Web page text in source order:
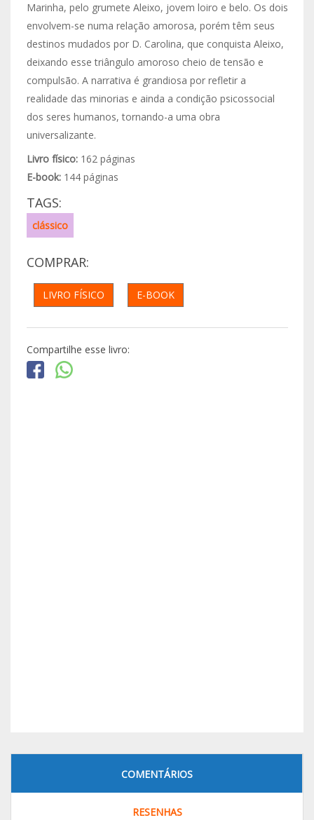
Marinha, pelo grumete Aleixo, jovem loiro e belo. Os dois
envolvem-se numa relação amorosa, porém têm seus
destinos mudados por D. Carolina, que conquista Aleixo,
deixando esse triângulo amoroso cheio de tensão e
compulsão. A narrativa é grandiosa por refletir a
realidade das minorias e ainda a condição psicossocial
dos seres humanos, tornando-a uma obra
universalizante.
Livro físico:162 páginas
E-book:144 páginas
TAGS:
clássico
COMPRAR:
LIVRO FÍSICO E-BOOK
Compartilhe esse livro:
COMENTÁRIOS
RESENHAS